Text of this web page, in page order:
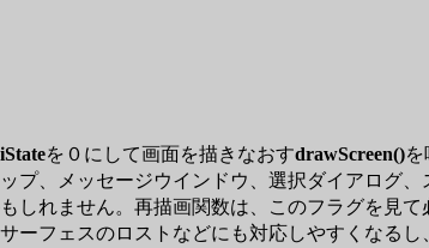
iStateを０にして画面を描きなおすdrawScreen()
プ、メッセージウインドウ、選択ダイアログ
しれません。再描画関数は、このフラグを見
フェスのロストなどにも対応しやすくなる